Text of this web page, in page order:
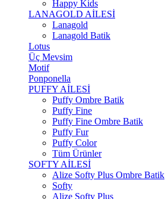
Happy Kids
LANAGOLD AİLESİ
Lanagold
Lanagold Batik
Lotus
Üç Mevsim
Motif
Ponponella
PUFFY AİLESİ
Puffy Ombre Batik
Puffy Fine
Puffy Fine Ombre Batik
Puffy Fur
Puffy Color
Tüm Ürünler
SOFTY AİLESİ
Alize Softy Plus Ombre Batik
Softy
Alize Softy Plus